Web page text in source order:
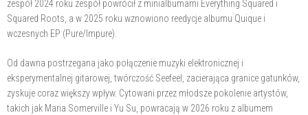
zespół 2024 roku zespół powrócił z minialbumami Everything Squared i
Squared Roots, a w 2025 roku wznowiono reedycje albumu Quique i
wczesnych EP (Pure/Impure).
Od dawna postrzegana jako połączenie muzyki elektronicznej i
eksperymentalnej gitarowej, twórczość Seefeel, zacierająca granice gatunków,
zyskuje coraz większy wpływ. Cytowani przez młodsze pokolenie artystów,
takich jak Maria Somerville i Yu Su, powracają w 2026 roku z albumem